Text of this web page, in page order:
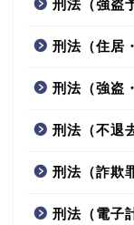
刑法（強盗
刑法（住居
刑法（強盗
刑法（不退
刑法（詐欺
刑法（電子